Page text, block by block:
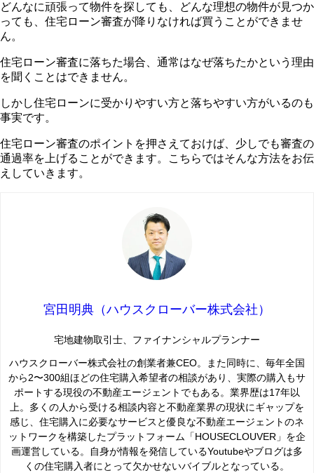
どんなに頑張って物件を探しても、どんな理想の物件が見つか
っても、住宅ローン審査が降りなければ買うことができませ
ん。
住宅ローン審査に落ちた場合、通常はなぜ落ちたかという理由
を聞くことはできません。
しかし住宅ローンに受かりやすい方と落ちやすい方がいるのも
事実です。
住宅ローン審査のポイントを押さえておけば、少しでも審査の
通過率を上げることができます。こちらではそんな方法をお伝
えしていきます。
宮田明典（ハウスクローバー株式会社）
宅地建物取引士、ファイナンシャルプランナー
ハウスクローバー株式会社の創業者兼CEO。また同時に、毎年全国
から2〜300組ほどの住宅購入希望者の相談があり、実際の購入もサ
ポートする現役の不動産エージェントでもある。業界歴は17年以
上。多くの人から受ける相談内容と不動産業界の現状にギャップを
感じ、住宅購入に必要なサービスと優良な不動産エージェントのネ
ットワークを構築したプラットフォーム「HOUSECLOUVER」を企
画運営している。自身が情報を発信しているYoutubeやブログは多
くの住宅購入者にとって欠かせないバイブルとなっている。